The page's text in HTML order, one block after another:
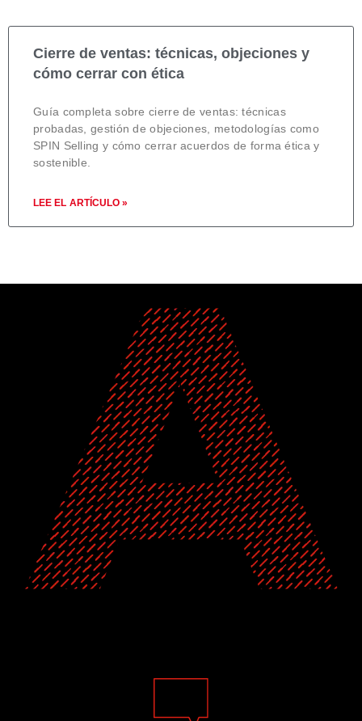
Cierre de ventas: técnicas, objeciones y
cómo cerrar con ética
Guía completa sobre cierre de ventas: técnicas
probadas, gestión de objeciones, metodologías como
SPIN Selling y cómo cerrar acuerdos de forma ética y
sostenible.
LEE EL ARTÍCULO »